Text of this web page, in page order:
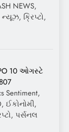
NEWS,
ન્યૂઝ, ક્રિપ્ટો,
10 ઓગસ્ટે
Sentiment,
ઈકોનોમી,
પર્સનલ